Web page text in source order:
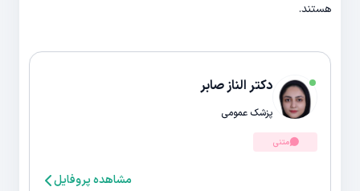
هستند.
دکتر الناز صابر
پزشک عمومی
متنی
مشاهده پروفایل